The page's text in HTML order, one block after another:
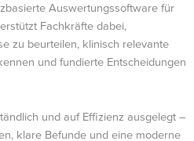
Auswertungssoftware für
Fachkräfte dabei,
zu beurteilen, klinisch relevante
und fundierte Entscheidungen
und auf Effizienz ausgelegt –
klare Befunde und eine moderne